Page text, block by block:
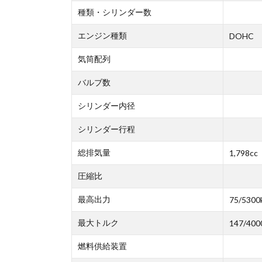
種類・シリンダー数
エンジン種類 DOHC
気筒配列
バルブ数
シリンダー内径
シリンダー行程
総排気量 1,798cc
圧縮比
最高出力 75/
最大トルク 147/
燃料供給装置